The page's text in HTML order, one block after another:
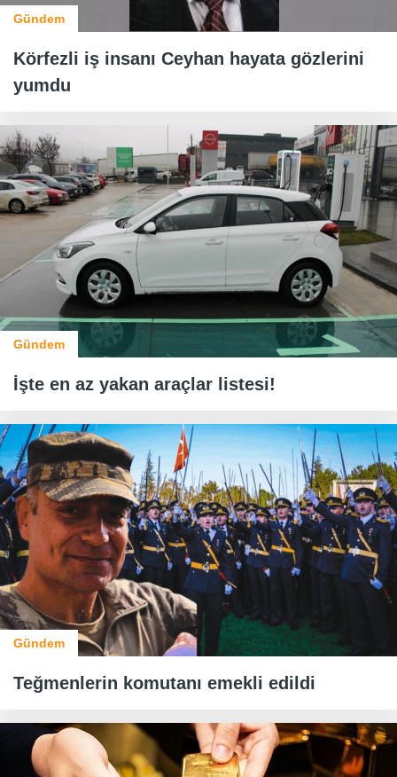
Gündem
Körfezli iş insanı Ceyhan hayata gözlerini
yumdu
Gündem
İşte en az yakan araçlar listesi!
Gündem
Teğmenlerin komutanı emekli edildi